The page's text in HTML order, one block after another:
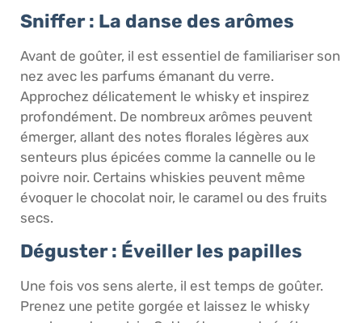
Sniffer : La danse des arômes
Avant de goûter, il est essentiel de familiariser son
nez avec les parfums émanant du verre.
Approchez délicatement le whisky et inspirez
profondément. De nombreux arômes peuvent
émerger, allant des notes florales légères aux
senteurs plus épicées comme la cannelle ou le
poivre noir. Certains whiskies peuvent même
évoquer le chocolat noir, le caramel ou des fruits
secs.
Déguster : Éveiller les papilles
Une fois vos sens alerte, il est temps de goûter.
Prenez une petite gorgée et laissez le whisky